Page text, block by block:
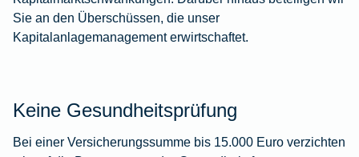
Sie an den Überschüssen, die unser
Kapitalanlagemanagement erwirtschaftet.
Keine Gesundheitsprüfung
Bei einer Versicherungssumme bis 15.000 Euro verzichten